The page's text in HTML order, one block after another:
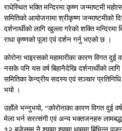
राधेस्थित भक्ति मन्दिरमा कृष्ण जन्माष्टमी
समितिको आयोजनामा श्रीकृष्ण जन्माष्टमीको
दर्शनार्थीको लागि खुल्ला गरेको शक्ति मन्दिरमा
राधा कृष्णको पूजा एवं दर्शन गर्नु भएको छ ।
कोरोना भाइरसको महामारीका कारण विगत दुई
नसके पनि यस वर्ष बिहानैदेखि दर्शनार्थीको
समितिका केन्द्रीय सदस्य एवं सञ्चार
भयो ।
उहाँले भन्नुभयो, “कोरोनाका कारण विगत दुई
मेला भर्न सरत्संगी एवं अन्य भक्तजनहरु